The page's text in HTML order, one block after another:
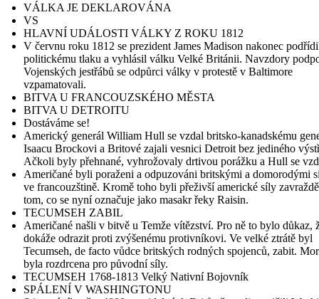
VÁLKA JE DEKLAROVÁNA
VS
HLAVNÍ UDÁLOSTI VÁLKY Z ROKU 1812
V červnu roku 1812 se prezident James Madison nakonec
politickému tlaku a vyhlásil válku Velké Británii. Navzdory
Vojenských jestřábů se odpůrci války v protestě v Baltimore
vzpamatovali.
BITVA U FRANCOUZSKÉHO MĚSTA
BITVA U DETROITU
Dostáváme se!
Americký generál William Hull se vzdal britsko-kanadskému
Isaacu Brockovi a Britové zajali vesnici Detroit bez jediného
Ačkoli byly přehnané, vyhrožovaly drtivou porážku a Hull se
Američané byli poraženi a odpuzováni britskými a domorodými
ve francouzštině. Kromě toho byli přeživší americké síly
tom, co se nyní označuje jako masakr řeky Raisin.
TECUMSEH ZABIL
Američané našli v bitvě u Temže vítězství. Pro ně to bylo důkaz,
dokáže odrazit proti zvýšenému protivníkovi. Ve velké ztrátě byl
Tecumseh, de facto vůdce britských rodných spojenců, zabit.
byla rozdrcena pro původní síly.
TECUMSEH 1768-1813 Velký Nativní Bojovník
SPÁLENÍ V WASHINGTONU